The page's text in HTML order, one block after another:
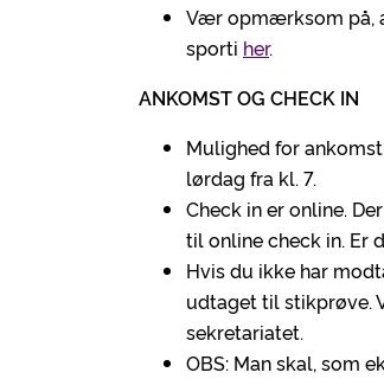
Vær opmærksom på,
sporti her.
ANKOMST OG CHECK IN
Mulighed for
lørdag fra kl. 7.
Check in er online.
til online check in. Er
Hvis du ikke har
udtaget til stikprøve.
sekretariatet.
OBS: Man skal, som